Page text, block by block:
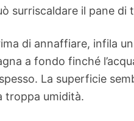
surriscaldare il pane di
di annaffiare, infila
a fondo finché
La superficie
troppa umidità.